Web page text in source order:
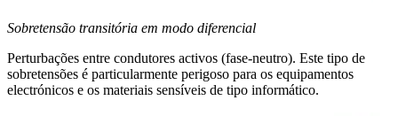
Sobretensão transitória em modo diferencial
Perturbações entre condutores activos (fase-neutro). Este tipo de
sobretensões é particularmente perigoso para os equipamentos
electrónicos e os materiais sensíveis de tipo informático.